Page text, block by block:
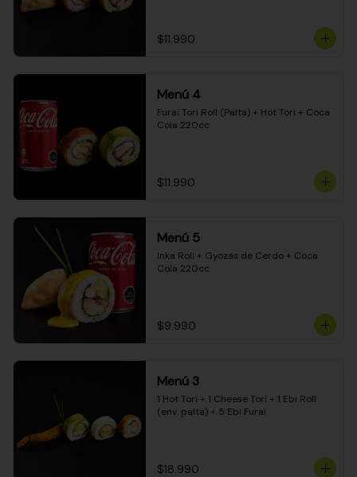
$11.990
Menú 4
Furai Tori Roll (Palta) + Hot Tori + Coca
Cola 220cc
$11.990
Menú 5
Inka Roll + Gyozas de Cerdo + Coca
Cola 220cc
$9.990
Menú 3
1 Hot Tori + 1 Cheese Tori + 1 Ebi Roll
(env. palta) + 5 Ebi Furai
$18.990